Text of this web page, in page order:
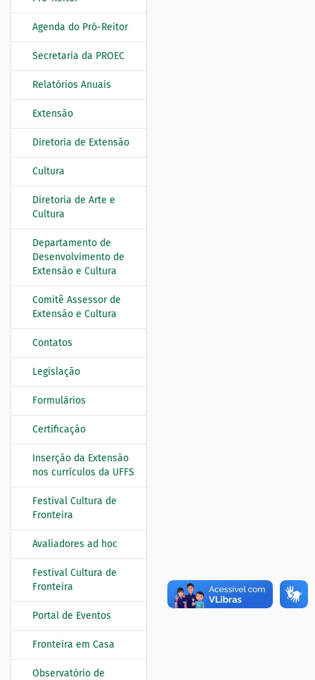
g
ã
Agenda do Pró-Reitor
Secretaria da PROEC
Relatórios Anuais
Extensão
Diretoria de Extensão
Cultura
Diretoria de Arte e
Cultura
Departamento de
Desenvolvimento de
Extensão e Cultura
Comitê Assessor de
Extensão e Cultura
Contatos
Legislação
Formulários
Certificação
Inserção da Extensão
nos currículos da UFFS
Festival Cultura de
Fronteira
Avaliadores ad hoc
Festival Cultura de
Fronteira
Portal de Eventos
Fronteira em Casa
Observatório de